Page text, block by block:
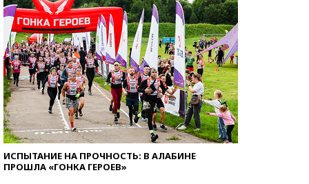
ИСПЫТАНИЕ НА ПРОЧНОСТЬ: В АЛАБИНЕ
ПРОШЛА «ГОНКА ГЕРОЕВ»